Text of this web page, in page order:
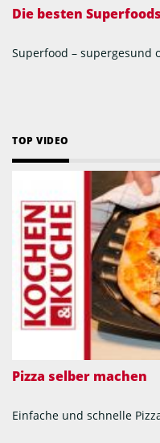
Die besten
Superfood – supergesund
TOP VIDEO
Pizza selber machen
Einfache und schnelle